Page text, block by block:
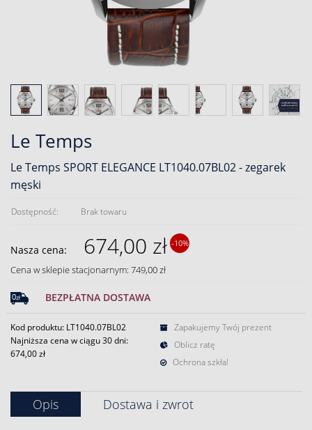
Le Temps
Le Temps SPORT ELEGANCE LT1040.07BL02 - zegarek
męski
Dostępność: Brak towaru
Nasza cena: 674,00 zł -10%
Cena w sklepie stacjonarnym: 749,00 zł
BEZPŁATNA DOSTAWA
Kod produktu: LT1040.07BL02
Najniższa cena w ciągu 30 dni:
674,00 zł
Zapakujemy Twój prezent
Oblicz ratę
Ochrona szkła!
Opis Dostawa i zwrot